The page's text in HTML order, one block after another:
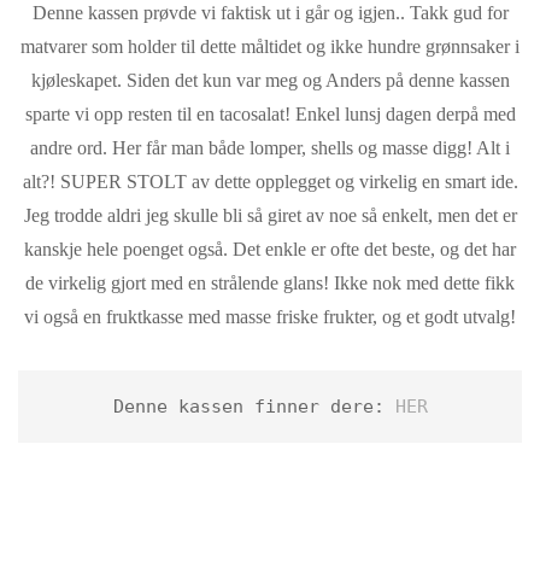
Denne kassen prøvde vi faktisk ut i går og igjen.. Takk gud for
matvarer som holder til dette måltidet og ikke hundre grønnsaker i
kjøleskapet. Siden det kun var meg og Anders på denne kassen
sparte vi opp resten til en tacosalat! Enkel lunsj dagen derpå med
andre ord. Her får man både lomper, shells og masse digg! Alt i
alt?! SUPER STOLT av dette opplegget og virkelig en smart ide.
Jeg trodde aldri jeg skulle bli så giret av noe så enkelt, men det er
kanskje hele poenget også. Det enkle er ofte det beste, og det har
de virkelig gjort med en strålende glans! Ikke nok med dette fikk
vi også en fruktkasse med masse friske frukter, og et godt utvalg!
Denne kassen finner dere: HER